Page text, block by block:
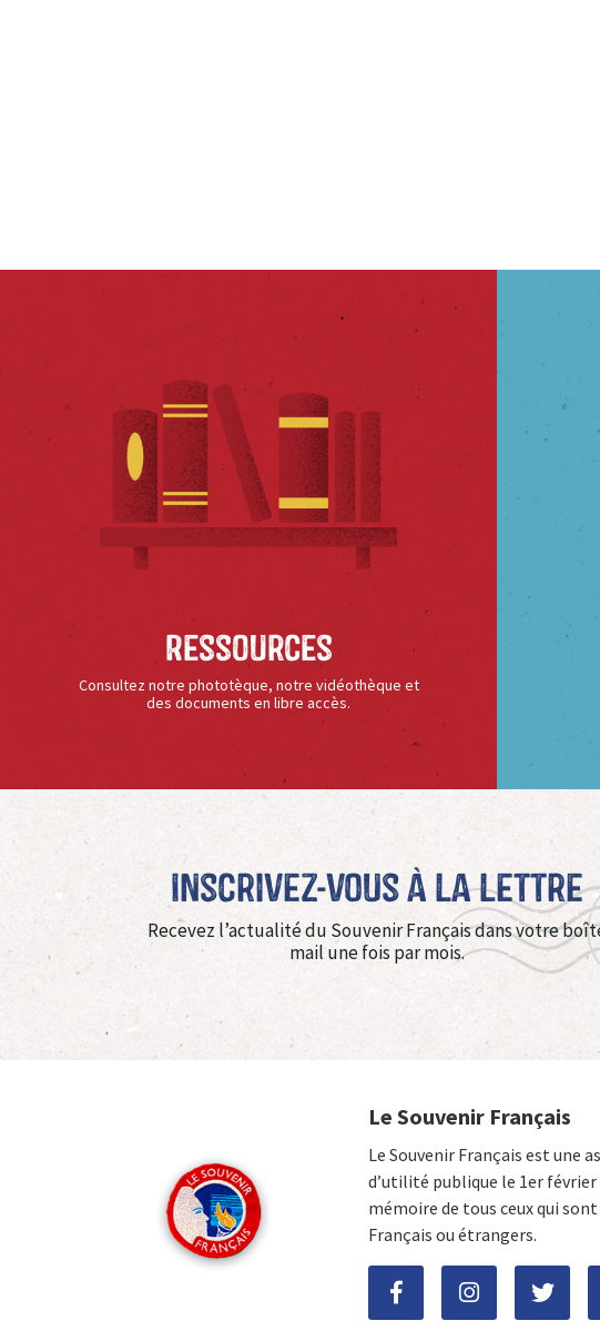
Ressources
Consultez notre phototèque, notre vidéothèque et
des documents en libre accès.
Inscrivez-vous à La Lettre
Recevez l’actualité du Souvenir Français dans votre
mail une fois par mois.
Le Souvenir Français
Le Souvenir Français est une
d’utilité publique le 1er
mémoire de tous ceux qui
Français ou étrangers.